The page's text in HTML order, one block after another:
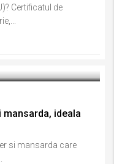
Certificatul de
mansarda, ideala
si mansarda care